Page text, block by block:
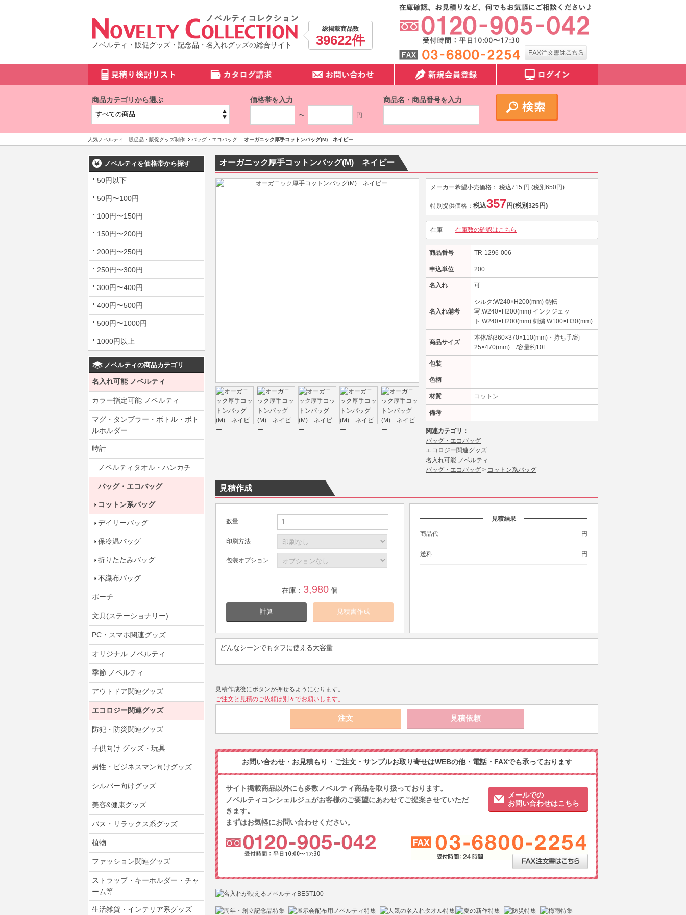
ノベルティ・販促グッズ・記念品・名入れグッズの総合サイト
総掲載商品数
39622件
商品カテゴリから選ぶ 価格帯を入力
〜 円
商品名・商品番号を入力
人気ノベルティ 販促品・販促グッズ制作 バッグ・エコバッグ オーガニック厚手コットンバッグ(M) ネイビー
ノベルティを価格帯から探す
50円以下
50円〜100円
100円〜150円
150円〜200円
200円〜250円
250円〜300円
300円〜400円
400円〜500円
500円〜1000円
1000円以上
ノベルティの商品カテゴリ
名入れ可能 ノベルティ
カラー指定可能 ノベルティ
マグ・タンブラー・ボトル・ボト
ルホルダー
時計
ノベルティタオル・ハンカチ
バッグ・エコバッグ
コットン系バッグ
デイリーバッグ
保冷温バッグ
折りたたみバッグ
不織布バッグ
ポーチ
文具(ステーショナリー)
PC・スマホ関連グッズ
オリジナル ノベルティ
季節 ノベルティ
アウトドア関連グッズ
エコロジー関連グッズ
防犯・防災関連グッズ
子供向け グッズ・玩具
男性・ビジネスマン向けグッズ
シルバー向けグッズ
美容&健康グッズ
バス・リラックス系グッズ
植物
ファッション関連グッズ
ストラップ・キーホルダー・チャ
ーム等
生活雑貨・インテリア系グッズ
オーガニック厚手コットンバッグ(M) ネイビー
メーカー希望小売価格： 税込715 円 (税別 650円)
特別提供価格： 税込357円(税別 325円)
在庫 在庫数の確認はこちら
商品番号 TR-1296-006
申込単位 200
名入れ 可
名入れ備考
シルク:W240×H200(mm) 熱転
写:W240×H200(mm) インクジェッ
ト:W240×H200(mm) 刺繍:W100×H30(mm)
商品サイズ
本体/約360×370×110(mm)・持ち手/約
25×470(mm) /容量約10L
包装
色柄
材質 コットン
備考
関連カテゴリ：
バッグ・エコバッグ
エコロジー関連グッズ
名入れ可能 ノベルティ
バッグ・エコバッグ > コットン系バッグ
見積作成
数量
印刷方法
包装オプション
在庫： 3,980 個
計算
見積結果
商品代 円
送料 円
どんなシーンでもタフに使える大容量
見積作成後にボタンが押せるようになります。
ご注文と見積のご依頼は別々でお願いします。
お問い合わせ・お見積もり・ご注文・サンプルお取り寄せはWEBの他・電話・FAXでも承っております
サイト掲載商品以外にも多数ノベルティ商品を取り扱っております。
ノベルティコンシェルジュがお客様のご要望にあわせてご提案させていただ
きます。
まずはお気軽にお問い合わせください。
メールでの
お問い合わせはこちら